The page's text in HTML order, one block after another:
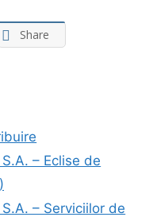
Share
S.A. – Eclise de
S.A. – Serviciilor de